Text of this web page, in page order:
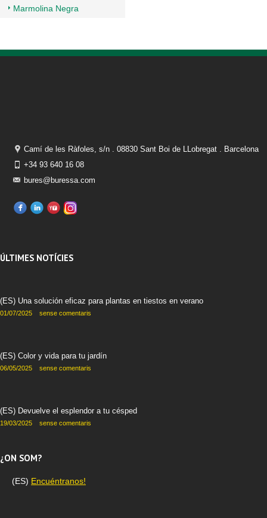
Marmolina Negra
Camí de les Ràfoles, s/n . 08830 Sant Boi de LLobregat . Barcelona
+34 93 640 16 08
bures@buressa.com
ÚLTIMES NOTÍCIES
(ES) Una solución eficaz para plantas en tiestos en verano
01/07/2025 sense comentaris
(ES) Color y vida para tu jardín
06/05/2025 sense comentaris
(ES) Devuelve el esplendor a tu césped
19/03/2025 sense comentaris
¿ON SOM?
(ES) Encuéntranos!